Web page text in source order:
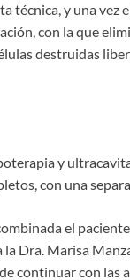
técnica, y una
con la que
destruidas
y
con una
el
la Dra. Marisa
continuar con las